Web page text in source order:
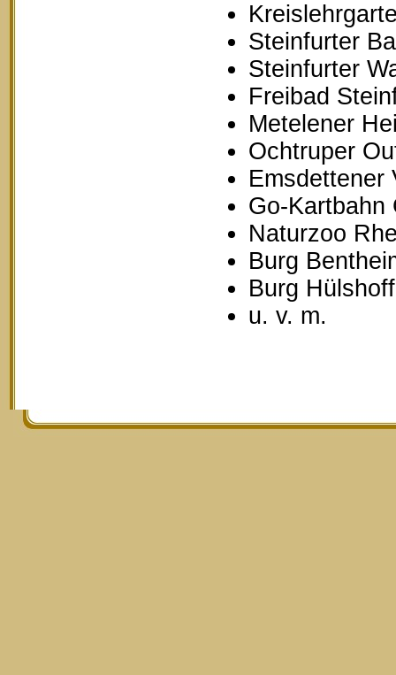
Steinfurter
Steinfurter
Freibad
Metelener
Ochtruper
Emsdettener
Go-Kartbahn
Naturzoo
Burg
Burg
u. v. m.